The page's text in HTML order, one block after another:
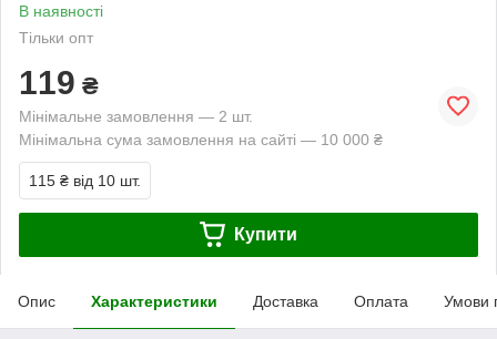
В наявності
Тільки опт
119 ₴
Мінімальне замовлення — 2 шт.
Мінімальна сума замовлення на сайті — 10 000 ₴
115 ₴ від 10 шт.
Купити
Опис Характеристики Доставка Оплата Умови